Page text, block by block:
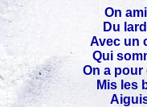
On
Du
Avec un
Qui
On a
Mis les